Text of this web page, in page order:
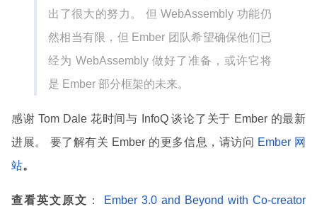
出了很大的努力。 但 WebAssembly 功能仍
然相当有限，但 Ember 团队希望确保他们已
经为 WebAssembly 做好了准备，或许它将
是 Ember 部分框架的未来。
感谢 Tom Dale 花时间与 InfoQ 谈论了关于 Ember 的最新
进展。 要了解有关 Ember 的更多信息，请访问 Ember 网
站。
查看英文原文 ：
Ember 3.0 and Beyond with Co-creator